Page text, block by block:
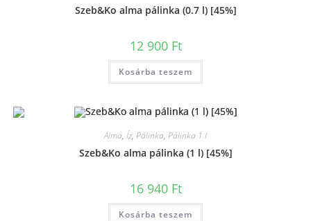
Szeb&Ko alma pálinka (0.7 l) [45%]
12 900 Ft
Kosárba teszem
Alma, Íz, Pálinka, Pálinka 1 l
Szeb&Ko alma pálinka (1 l) [45%]
16 940 Ft
Kosárba teszem